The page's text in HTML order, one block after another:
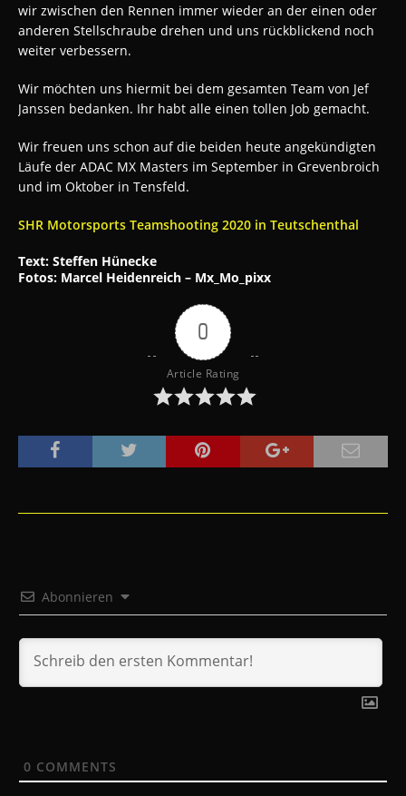
wir zwischen den Rennen immer wieder an der einen oder
anderen Stellschraube drehen und uns rückblickend noch
weiter verbessern.
Wir möchten uns hiermit bei dem gesamten Team von Jef
Janssen bedanken. Ihr habt alle einen tollen Job gemacht.
Wir freuen uns schon auf die beiden heute angekündigten
Läufe der ADAC MX Masters im September in Grevenbroich
und im Oktober in Tensfeld.
SHR Motorsports Teamshooting 2020 in Teutschenthal
Text: Steffen Hünecke
Fotos: Marcel Heidenreich – Mx_Mo_pixx
0
Article Rating
Abonnieren
0 COMMENTS